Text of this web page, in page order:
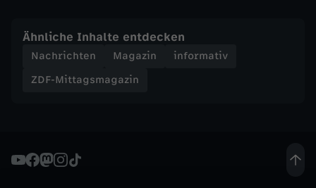
-
Z
-
Ähnliche Inhalte entdecken
Nachrichten Magazin
informativ
ZDF-Mittagsmagazin